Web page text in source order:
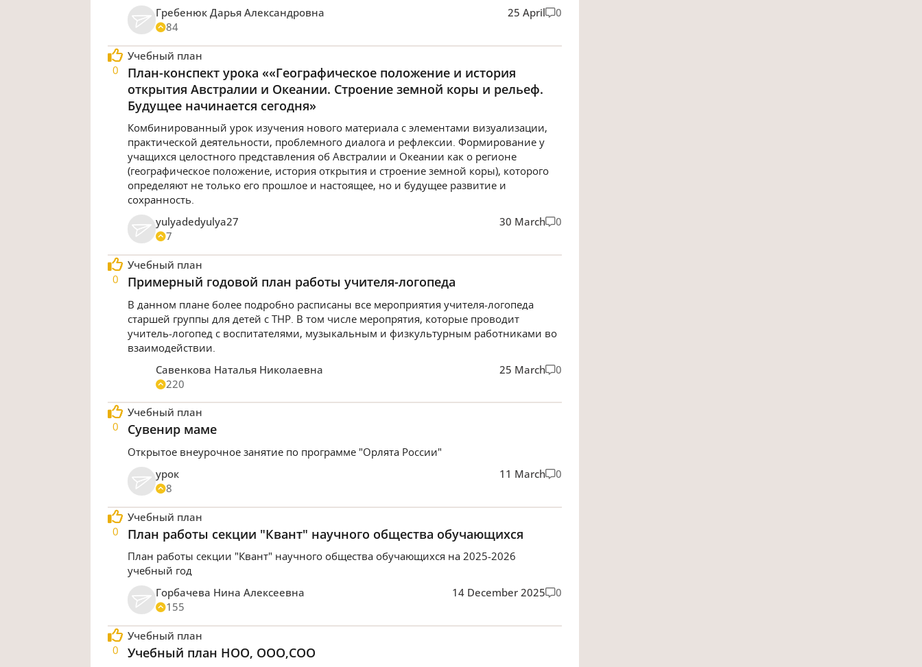
Гребенюк Дарья Александровна
84
25 April 0
0
Учебный план
План-конспект урока ««Географическое положение и история
открытия Австралии и Океании. Строение земной коры и рельеф.
Будущее начинается сегодня»
Комбинированный урок изучения нового материала с элементами визуализации,
практической деятельности, проблемного диалога и рефлексии. Формирование у
учащихся целостного представления об Австралии и Океании как о регионе
(географическое положение, история открытия и строение земной коры), которого
определяют не только его прошлое и настоящее, но и будущее развитие и
сохранность.
yulyadedyulya27
7
30 March 0
0
Учебный план
Примерный годовой план работы учителя-логопеда
В данном плане более подробно расписаны все мероприятия учителя-логопеда
старшей группы для детей с ТНР. В том числе меропрятия, которые проводит
учитель-логопед с воспитателями, музыкальным и физкультурным работниками во
взаимодействии.
Савенкова Наталья Николаевна
220
25 March 0
0
Учебный план
Сувенир маме
Открытое внеурочное занятие по программе "Орлята России"
урок
8
11 March 0
0
Учебный план
План работы секции "Квант" научного общества обучающихся
План работы секции "Квант" научного общества обучающихся на 2025-2026
учебный год
Горбачева Нина Алексеевна
155
14 December 2025 0
0
Учебный план
Учебный план НОО, ООО,СОО